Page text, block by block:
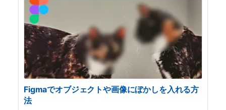
Figmaでオブジェクトや画像にぼかしを入れる方
法